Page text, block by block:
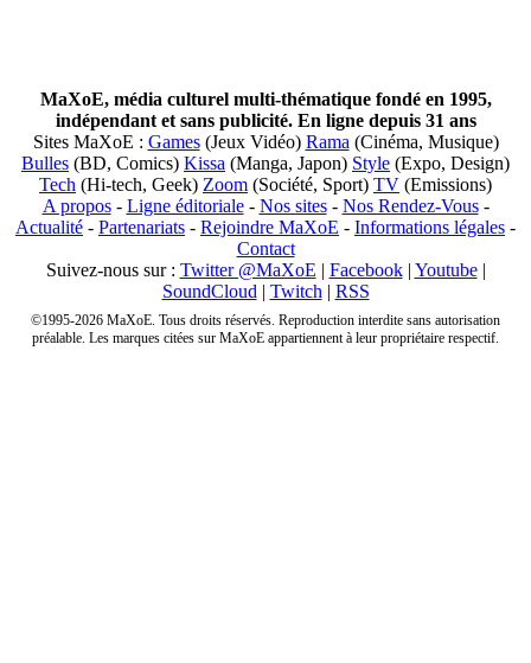
MaXoE, média culturel multi-thématique fondé en 1995,
indépendant et sans publicité. En ligne depuis 31 ans
Sites MaXoE : Games(Jeux Vidéo) Rama (Cinéma, Musique)
Bulles (BD, Comics) Kissa (Manga, Japon) Style (Expo, Design)
Tech (Hi-tech, Geek) Zoom (Société, Sport) TV (Emissions)
A propos- Ligne éditoriale- Nos sites- Nos Rendez-Vous-
Actualité - Partenariats - Rejoindre MaXoE - Informations légales -
Contact
Suivez-nous sur : Twitter @MaXoE | Facebook| Youtube|
SoundCloud | Twitch | RSS
©1995-2026 MaXoE. Tous droits réservés. Reproduction interdite sans autorisation
préalable. Les marques citées sur MaXoE appartiennent à leur propriétaire respectif.